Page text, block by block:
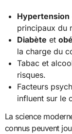
Hypertension
principaux du
Diabète et
la charge du
Tabac et
risques.
Facteurs
influent sur le
La science
connus peuvent